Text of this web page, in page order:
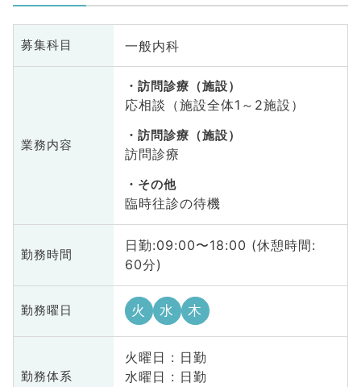
募集科目 一般内科
業務内容
訪問診療（施設）
応相談（施設全体1～2施設）
訪問診療（施設）
訪問診療
その他
臨時往診の待機
勤務時間
日勤:09:00〜18:00 (休憩時間:
60分)
勤務曜日 火 水 木
勤務体系
火曜日 : 日勤
水曜日 : 日勤